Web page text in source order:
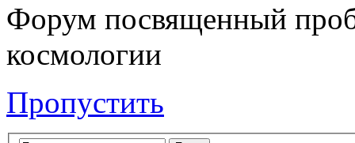
Форум посвященный
космологии
Пропустить